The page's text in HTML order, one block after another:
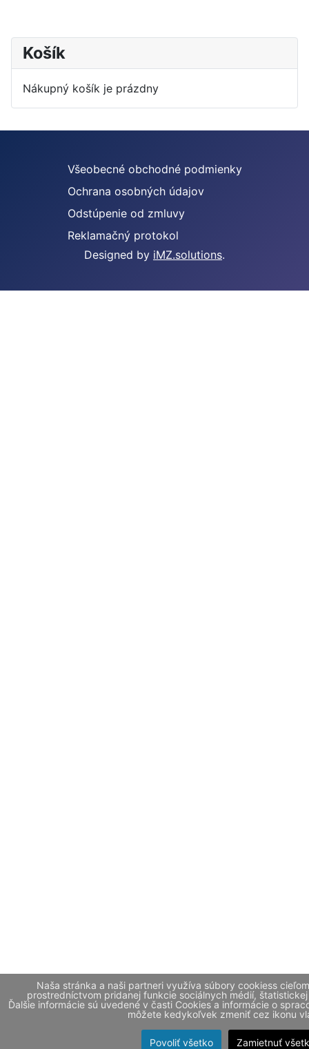
Košík
Nákupný košík je prázdny
Všeobecné obchodné podmienky
Ochrana osobných údajov
Odstúpenie od zmluvy
Reklamačný protokol
Designed by iMZ.solutions.
Naša stránka a naši partneri využíva súbory cookiess
prostredníctvom pridanej funkcie sociálnych médií,
Ďalšie informácie sú uvedené v časti Cookies a informácie o
môžete kedykoľvek zmeniť cez ikonu
Povoliť všetko Zamietnuť